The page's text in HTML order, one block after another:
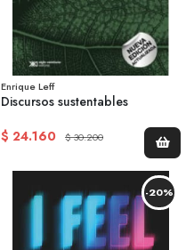
Enrique Leff
Discursos sustentables
$ 24.160
$ 30.200
-20%